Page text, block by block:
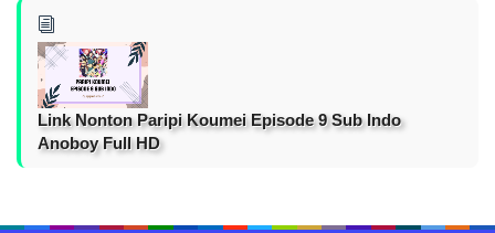
Link Nonton Paripi Koumei Episode 9 Sub Indo
Anoboy Full HD